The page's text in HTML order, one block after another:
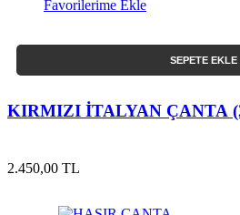
Favorilerime Ekle
SEPETE EKLE
KIRMIZI İTALYAN ÇANTA
2.450,00 TL